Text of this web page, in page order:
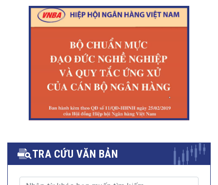
TRA CỨU VĂN BẢN